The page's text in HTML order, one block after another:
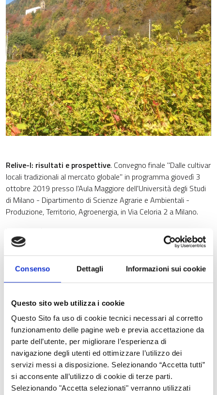
Consenso Dettagli Informazioni sui cookie
Questo sito web utilizza i cookie
Questo Sito fa uso di cookie tecnici necessari al corretto
funzionamento delle pagine web e previa accettazione da
parte dell’utente, per migliorare l’esperienza di
navigazione degli utenti ed ottimizzare l’utilizzo dei
servizi messi a disposizione. Selezionando “Accetta tutti”
si acconsente all’utilizzo di cookie di terze parti.
Selezionando "Accetta selezionati" verranno utilizzati
Relive-l: risultati e prospettive. Convegno finale "Dalle cultivar
locali tradizionali al mercato globale" in programma giovedì 3
ottobre 2019 presso l'Aula Maggiore dell'Università degli Studi
di Milano - Dipartimento di Scienze Agrarie e Ambientali -
Produzione, Territorio, Agroenergia, in Via Celoria 2 a Milano.
L'iniziativa è realizzata nell'ambito del progetto “Buone pratiche
per il recupero, la coltivazione e la valorizzazione di cultivar
locali tradizionali lombarde (REliVE-L)”, cofinanziato
dall'Operazione 1.2.01"Informazione e progetti dimostrativi"
Pavia e Università degli Studi di Milano.
Il progetto REliVE-L vuole illustrare le varietà locali tradizionali
sia ortive che cerealicole e di pseudo-cereali in quanto prodotti
innovativi per le loro caratteristiche organolettiche da riscoprire,
la normativa utile alla loro registrazione e i problemi di ri-
coltivazione e creazione di piccole filiere locali, al fine di rendere
più competitivo questo nuovo settore di prodotti territoriali di
qualità.